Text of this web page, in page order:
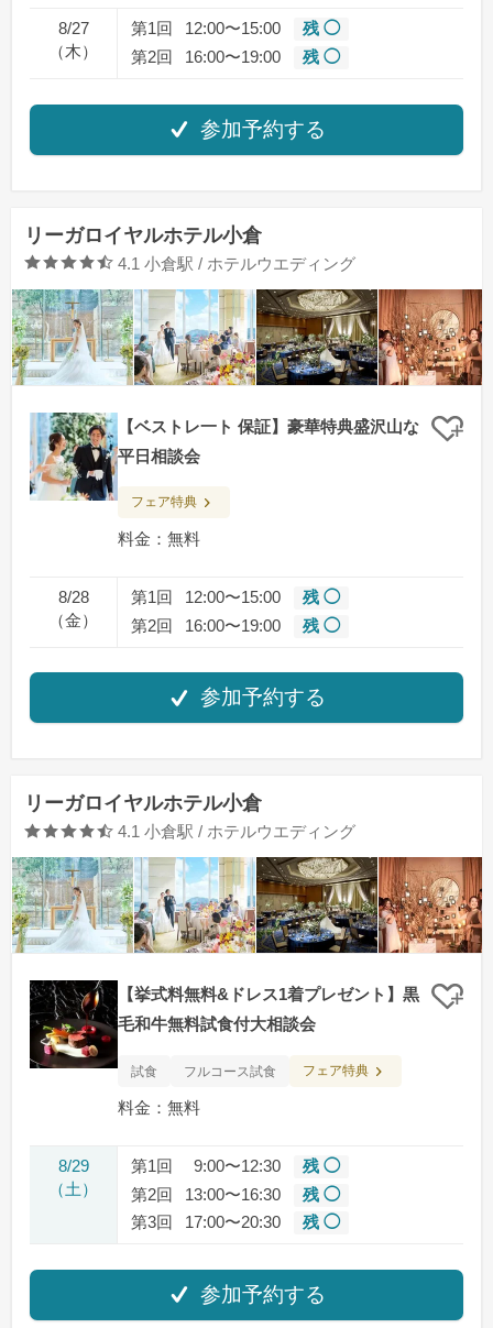
8/27
（木）
第1回 12:00〜15:00
残 ◯
第2回
16:00〜19:00 残 ◯
参加予約する
リーガロイヤルホテル小倉
口コミ評価
4.1 小倉駅 / ホテルウエディング
【ベストレ一ト 保証】豪華特典盛沢山な
平日相談会
クリ
フェア特典
料金：無料
8/28
（金）
第1回 12:00〜15:00
残 ◯
第2回
16:00〜19:00 残 ◯
参加予約する
リーガロイヤルホテル小倉
口コミ評価
4.1 小倉駅 / ホテルウエディング
【挙式料無料&ドレス1着プレゼント】黒
毛和牛無料試食付大相談会
クリ
試食 フルコース試食 フェア特典
料金：無料
8/29
（土）
第1回 9:00〜12:30
残 ◯
第2回
13:00〜16:30
残 ◯
第3回
17:00〜20:30 残 ◯
参加予約する